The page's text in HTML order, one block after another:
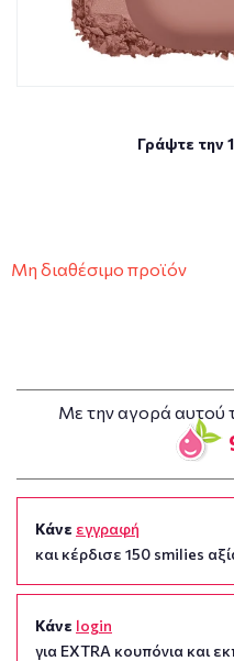
Γράψτε την
Μη διαθέσιμο προϊόν
Με την αγορά αυτού
Κάνε εγγραφή
και κέρδισε 150 smilies
Κάνε login
για EXTRA κουπόνια και